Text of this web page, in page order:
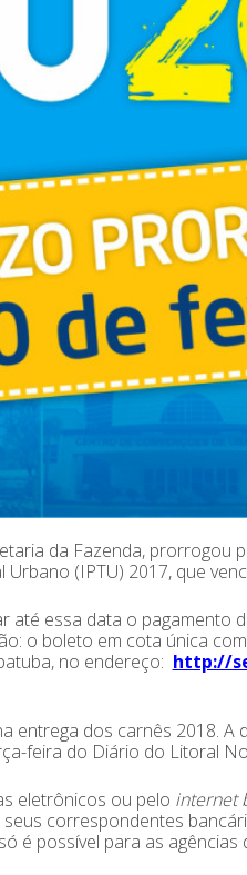
da Fazenda, prorrogou
(IPTU) 2017, que
até essa data o pagamento
o boleto em cota única
no endereço: http://
entrega dos carnês 2018. A
feira do Diário do Litoral
eletrônicos ou pelo internet
correspondentes
é possível para as agências